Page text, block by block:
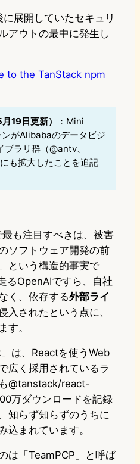
展開していたセキュリ
アウトの最中に発生し
to the TanStack npm
19日更新）
：Mini
がAlibabaのデータビジ
ラリ群（@antv、
拡大したことを追記
も注目すべきは、被害
ソフトウェア開発の前
という構造的事実で
るOpenAIですら、自社
く、依存する外部ライ
入されたという点に、
す。
は、Reactを使うWeb
広く採用されているラ
@tanstack/react-
万ダウンロードを記録
知らず知らずのうちに
込まれています。
は「TeamPCP」と呼ば